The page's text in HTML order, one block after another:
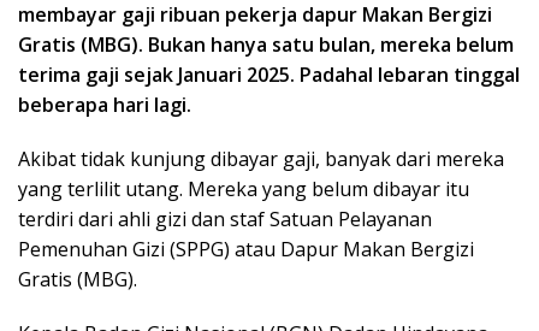
membayar gaji ribuan pekerja dapur Makan Bergizi
Gratis (MBG). Bukan hanya satu bulan, mereka belum
terima gaji sejak Januari 2025. Padahal lebaran tinggal
beberapa hari lagi.
Akibat tidak kunjung dibayar gaji, banyak dari mereka
yang terlilit utang. Mereka yang belum dibayar itu
terdiri dari ahli gizi dan staf Satuan Pelayanan
Pemenuhan Gizi (SPPG) atau Dapur Makan Bergizi
Gratis (MBG).